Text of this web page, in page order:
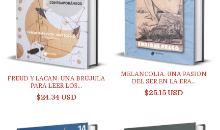
FREUD Y LACAN: UNA BRÚJULA
PARA LEER LOS...
$24.34 USD
MELANCOLÍA. UNA PASIÓN
DEL SER EN LA ERA...
$25.15 USD